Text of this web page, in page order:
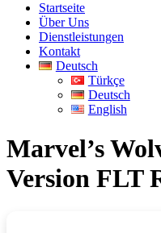
Startseite
Über Uns
Dienstleistungen
Kontakt
Deutsch
Türkçe
Deutsch
English
Marvel’s
Version FLT